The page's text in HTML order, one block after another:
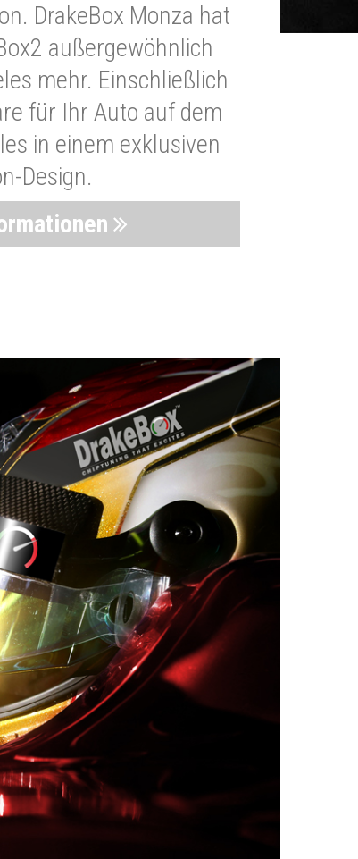
DrakeBox Monza hat
außergewöhnlich
mehr. Einschließlich
für Ihr Auto auf dem
in einem exklusiven
Design.